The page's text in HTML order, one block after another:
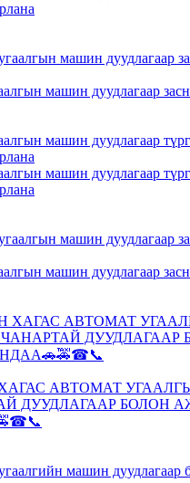
машин дуудлагаар
машин дуудлагаар
машин дуудлагаар
машин дуудлагаар
АВТОМАТ
ДУУДЛАГААР БОЛОН